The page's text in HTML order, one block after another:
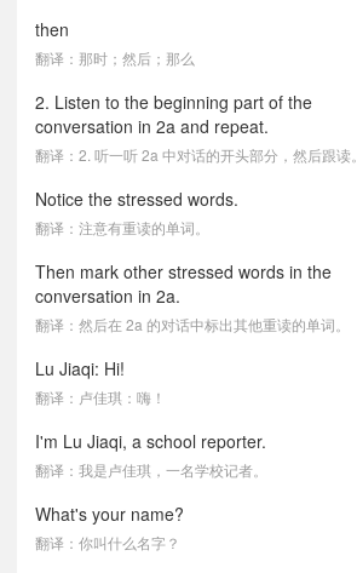
then
翻译：那时；然后；那么
2. Listen to the beginning part of the
conversation in 2a and repeat.
翻译：2. 听一听 2a 中对话的开头部分，然后跟读。
Notice the stressed words.
翻译：注意有重读的单词。
Then mark other stressed words in the
conversation in 2a.
翻译：然后在 2a 的对话中标出其他重读的单词。
Lu Jiaqi: Hi!
翻译：卢佳琪：嗨！
I'm Lu Jiaqi, a school reporter.
翻译：我是卢佳琪，一名学校记者。
What's your name?
翻译：你叫什么名字？